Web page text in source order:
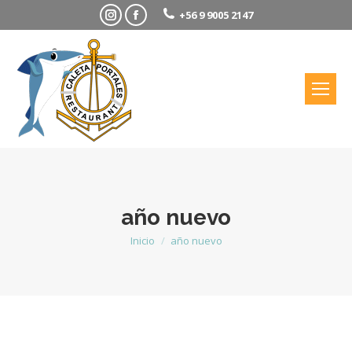
InstagramFacebook+56 9 9005 2147
año nuevo
Inicio año nuevo